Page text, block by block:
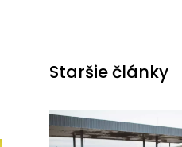
Staršie články